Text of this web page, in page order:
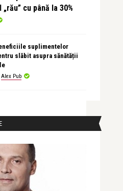
cu până la 30%
suplimentelor
slăbit asupra sănătății
Alex Pub